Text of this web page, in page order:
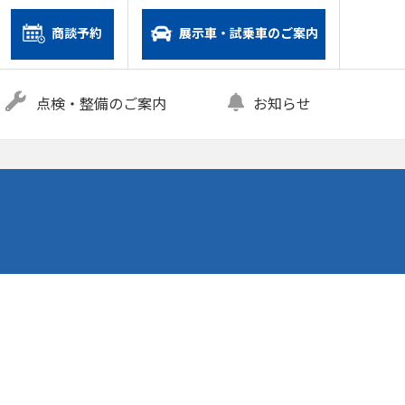
商談予約 展示車・試乗車のご案内
点検・整備のご案内 お知らせ